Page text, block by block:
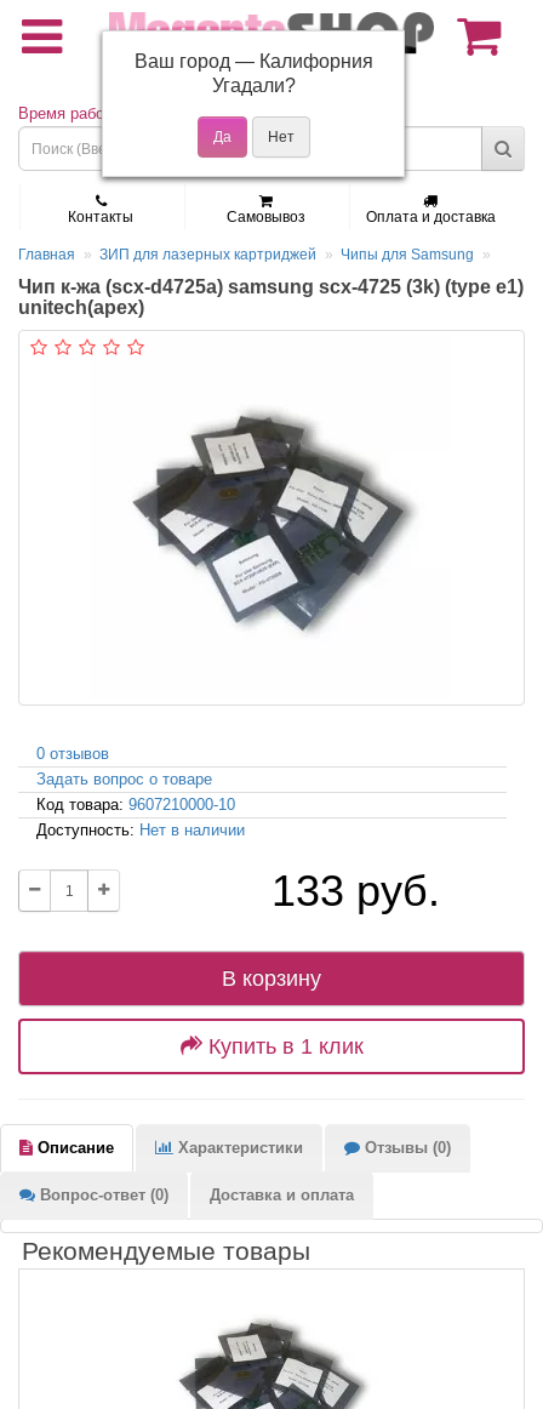
(495) 150-01-37
Время работы: Пн - Пт 9:30 - 19:00
Контакты Самовывоз Оплата и доставка
Главная ЗИП для лазерных картриджей Чипы для Samsung
Чип к-жа (scx-d4725a) samsung scx-4725 (3k) (type e1)
unitech(apex)
0 отзывов
Задать вопрос о товаре
Код товара: 9607210000-10
Доступность: Нет в наличии
133 руб.
В корзину
Купить в 1 клик
Описание Характеристики Отзывы (0)
Вопрос-ответ (0) Доставка и оплата
Рекомендуемые товары
Ваш город — Калифорния
Угадали?